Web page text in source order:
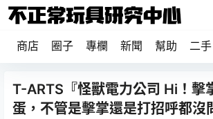
商店 圈子 專欄 新聞 幫助 二手
T-ARTS『怪獸電力公司 Hi！擊
蛋，不管是擊掌還是打招呼都沒